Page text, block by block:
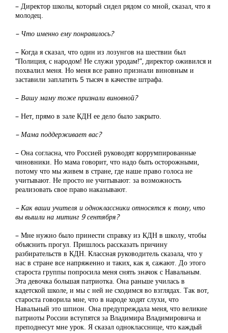
– Директор школы, который сидел рядом со мной, сказал, что я
молодец.
– Что именно ему понравилось?
– Когда я сказал, что один из лозунгов на шествии был
“Полиция, с народом! Не служи уродам!”, директор оживился и
похвалил меня. Но меня все равно признали виновным и
заставили заплатить 5 тысяч в качестве штрафа.
– Вашу маму тоже признали виновной?
– Нет, прямо в зале КДН ее дело было закрыто.
– Мама поддерживает вас?
– Она согласна, что Россией руководят коррумпированные
чиновники. Но мама говорит, что надо быть осторожными,
потому что мы живем в стране, где наше право голоса не
учитывают. Не просто не учитывают: за возможность
реализовать свое право наказывают.
– Как ваши учителя и одноклассники относятся к тому, что
вы вышли на митинг 9 сентября?
– Мне нужно было принести справку из КДН в школу, чтобы
объяснить прогул. Пришлось рассказать причину
разбирательств в КДН. Классная руководитель сказала, что у
нас в стране все напряженно и таких, как я, сажают. До этого
староста группы попросила меня снять значок с Навальным.
Эта девочка большая патриотка. Она раньше училась в
кадетской школе, и мы с ней не сходимся во взглядах. Так вот,
староста говорила мне, что в народе ходят слухи, что
Навальный это шпион. Она предупреждала меня, что великие
патриоты России вступятся за Владимира Владимировича и
преподнесут мне урок. Я сказал однокласснице, что каждый